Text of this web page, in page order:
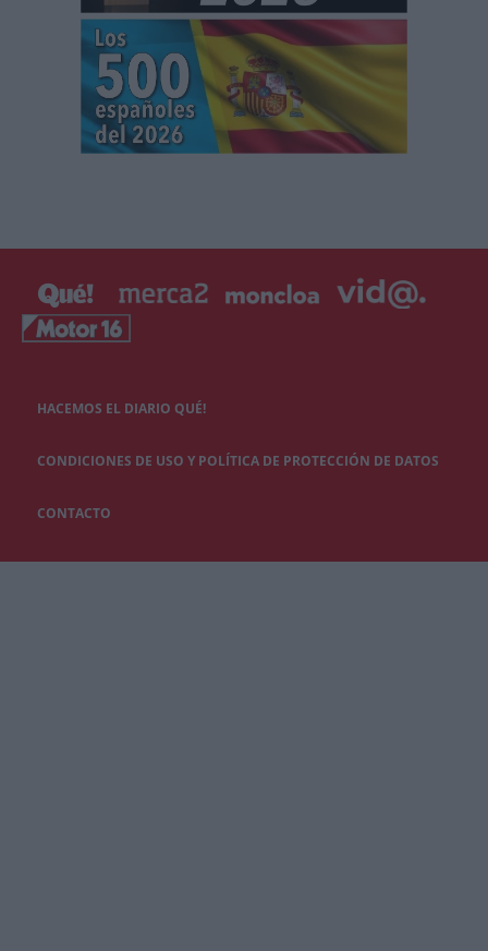
HACEMOS EL DIARIO QUÉ!
CONDICIONES DE USO Y POLÍTICA DE PROTECCIÓN DE DATOS
CONTACTO